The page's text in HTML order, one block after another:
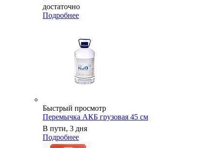
достаточно
Подробнее
Быстрый просмотр
Перемычка АКБ грузовая 45 см
В пути, 3 дня
Подробнее